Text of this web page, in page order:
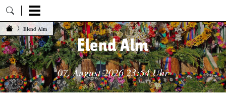
Zum Inhalt springen
Elend Alm
Elend Alm
07. August 2026 23:54 Uhr